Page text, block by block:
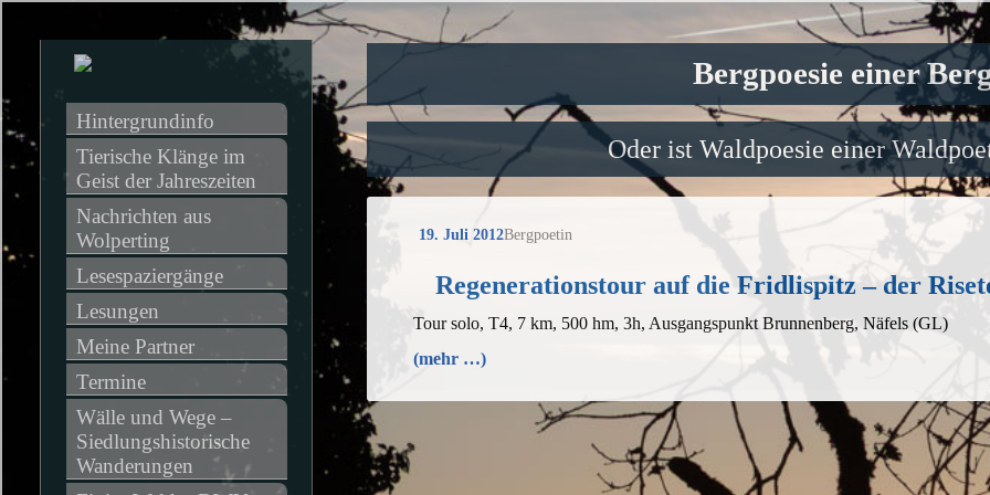
Bergpoesie einer
Oder ist Waldpoesie einer
19. Juli 2012Bergpoetin
Regenerationstour auf die Fridlispitz – der
Tour solo, T4, 7 km, 500 hm, 3h, Ausgangspunkt Brunnenberg, Näfels (GL)
(mehr …)
Hintergrundinfo
Tierische Klänge im
Geist der Jahreszeiten
Nachrichten aus
Wolperting
Lesespaziergänge
Lesungen
Meine Partner
Termine
Wälle und Wege –
Siedlungshistorische
Wanderungen